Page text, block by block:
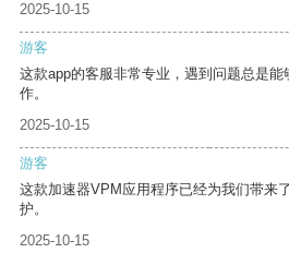
2025-10-15
游客
这款app的客服非常专业，遇到问题总是
作。
2025-10-15
游客
这款加速器VPM应用程序已经为我们带来
护。
2025-10-15